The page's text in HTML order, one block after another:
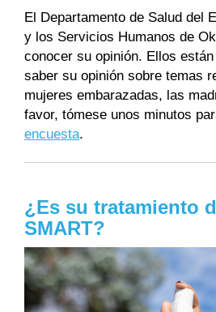
El Departamento de Salud del
y los Servicios Humanos de
conocer su opinión. Ellos
saber su opinión sobre temas
mujeres embarazadas, las
favor, tómese unos minutos
encuesta.
¿Es su tratamiento
SMART?